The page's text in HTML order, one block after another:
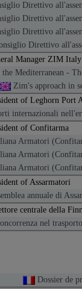
Direttivo
Direttivo
Direttivo
Direttivo
Manager ZIM Italy
the Mediterranean -
Zim's approach in
of Leghorn Port
internazionali
of Confitarma
Armatori
Armatori
Armatori
of Assarmatori
annuale di
centrale della
nel
Dossier de